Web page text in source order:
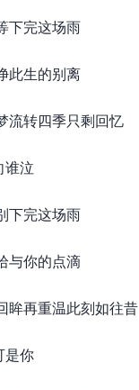
下完这场雨
此生的别离
流转四季只剩回忆
谁泣
下完这场雨
与你的点滴
眸再重温此刻如往昔
是你